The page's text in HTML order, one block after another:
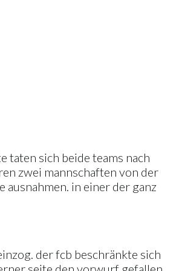
taten sich beide teams nach
zwei mannschaften von der
in einer der ganz
der fcb beschränkte sich